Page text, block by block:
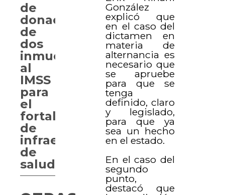
González
explicó que
en el caso del
dictamen en
materia de
alternancia es
necesario que
se apruebe
para que se
tenga
definido, claro
y legislado,
para que ya
sea un hecho
en el estado.
En el caso del
segundo
punto,
destacó que
de
donación
de
dos
inmuebles
al
IMSS
para
el
fortalecimiento
de
infraestructura
de
salud